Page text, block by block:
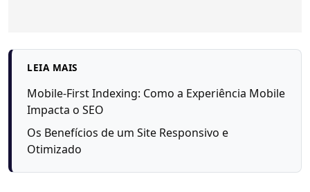
LEIA MAIS
Mobile-First Indexing: Como a Experiência Mobile
Impacta o SEO
Os Benefícios de um Site Responsivo e
Otimizado